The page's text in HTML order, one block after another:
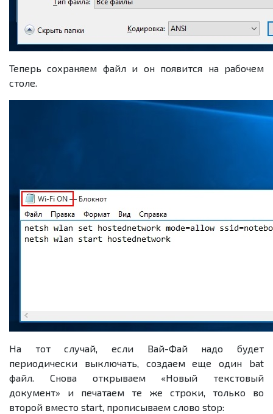
Теперь сохраняем файл и он появится на рабочем
столе.
На тот случай, если Вай-Фай надо будет
периодически выключать, создаем еще один bat
файл. Снова открываем «Новый текстовый
документ» и печатаем те же строки, только во
второй вместо start, прописываем слово stop: